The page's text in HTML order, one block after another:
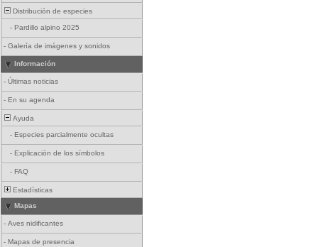
Distribución de especies
- Pardillo alpino 2025
- Galería de imágenes y sonidos
Información
- Últimas noticias
- En su agenda
Ayuda
- Especies parcialmente ocultas
- Explicación de los símbolos
- FAQ
Estadísticas
Mapas
- Aves nidificantes
- Mapas de presencia